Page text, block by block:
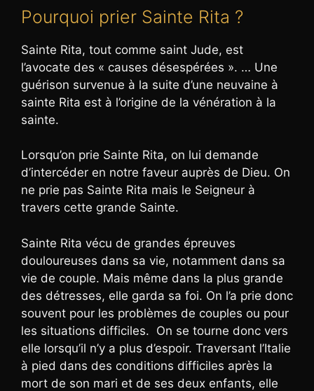
Pourquoi prier Sainte Rita ?
Sainte Rita, tout comme saint Jude, est
l’avocate des « causes désespérées ». … Une
guérison survenue à la suite d’une neuvaine à
sainte Rita est à l’origine de la vénération à la
sainte.
Lorsqu’on prie Sainte Rita, on lui demande
d’intercéder en notre faveur auprès de Dieu. On
ne prie pas Sainte Rita mais le Seigneur à
travers cette grande Sainte.
Sainte Rita vécu de grandes épreuves
douloureuses dans sa vie, notamment dans sa
vie de couple. Mais même dans la plus grande
des détresses, elle garda sa foi. On l’a prie donc
souvent pour les problèmes de couples ou pour
les situations difficiles. On se tourne donc vers
elle lorsqu’il n’y a plus d’espoir. Traversant l’Italie
à pied dans des conditions difficiles après la
mort de son mari et de ses deux enfants, elle